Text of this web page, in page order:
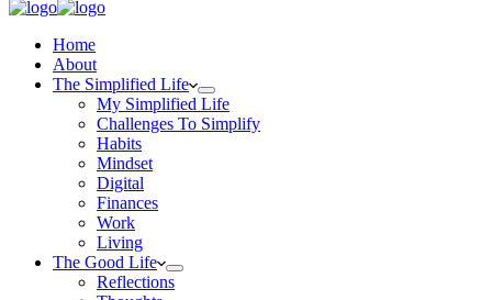
Home
About
The Simplified Life
My Simplified Life
Challenges To Simplify
Habits
Mindset
Digital
Finances
Work
Living
The Good Life
Reflections